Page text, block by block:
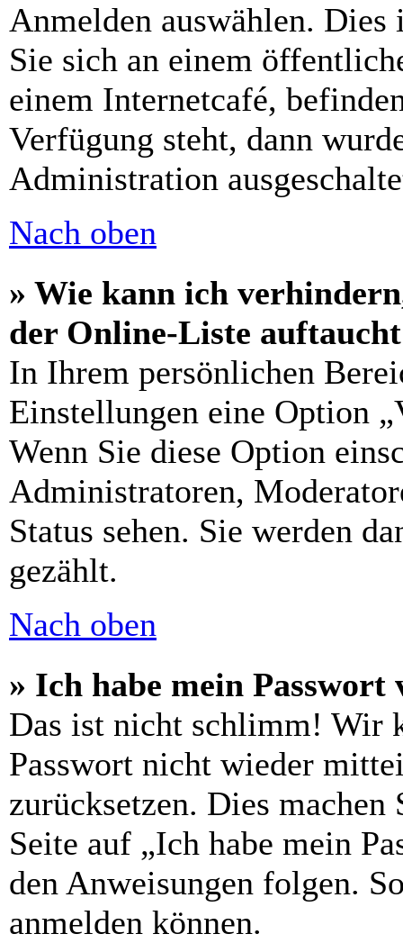
Anmelden auswählen.
Sie sich an einem
einem Internetcafé,
Verfügung steht, dann
Administration
Nach oben
» Wie kann ich
der Online-Liste
In Ihrem persönlichen
Einstellungen eine Option
Wenn Sie diese Option
Administratoren,
Status sehen. Sie werden
gezählt.
Nach oben
» Ich habe mein Passwort
Das ist nicht schlimm! Wir
Passwort nicht wieder
zurücksetzen. Dies
Seite auf „Ich habe mein
den Anweisungen folgen.
anmelden können.